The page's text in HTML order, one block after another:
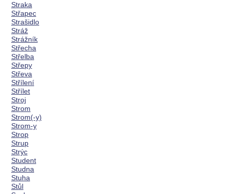
Straka
Střapec
Strašidlo
Stráž
Strážník
Střecha
Střelba
Střepy
Střeva
Střílení
Střílet
Stroj
Strom
Strom(-y)
Strom-y
Strop
Strup
Strýc
Student
Studna
Stuha
Stůl